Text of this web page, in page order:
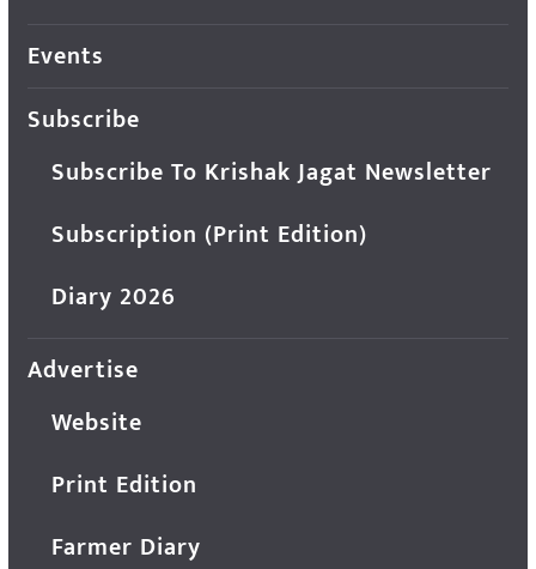
Events
Subscribe
Subscribe To Krishak Jagat Newsletter
Subscription (Print Edition)
Diary 2026
Advertise
Website
Print Edition
Farmer Diary